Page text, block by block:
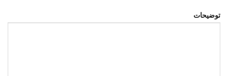
توضیحات